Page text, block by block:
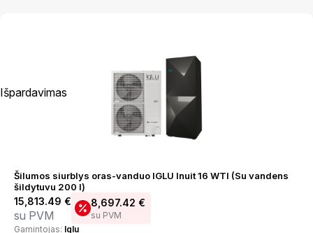
Išpardavimas
Šilumos siurblys oras-vanduo IGLU Inuit 16 WTI (Su vandens
šildytuvu 200 l)
15,813.49 €
su PVM
8,697.42 €
su PVM
Gamintojas: Iglu